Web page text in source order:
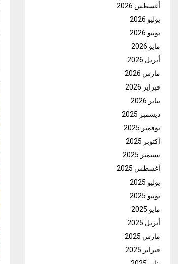
أغسطس 2026
يوليو 2026
يونيو 2026
مايو 2026
أبريل 2026
مارس 2026
فبراير 2026
يناير 2026
ديسمبر 2025
نوفمبر 2025
أكتوبر 2025
سبتمبر 2025
أغسطس 2025
يوليو 2025
يونيو 2025
مايو 2025
أبريل 2025
مارس 2025
فبراير 2025